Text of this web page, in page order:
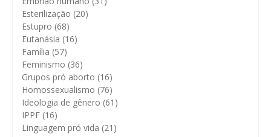
Esterilização (20)
Estupro (68)
Eutanásia (16)
Família (57)
Feminismo (36)
Grupos pró aborto (16)
Homossexualismo (76)
Ideologia de gênero (61)
IPPF (16)
Linguagem pró vida (21)